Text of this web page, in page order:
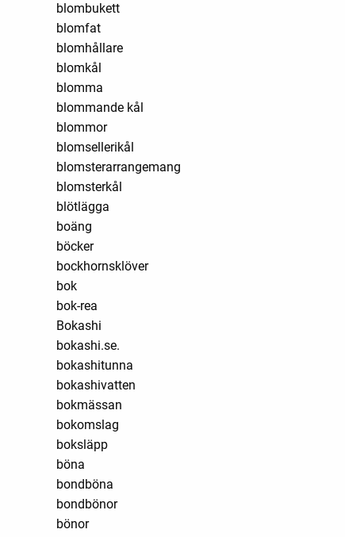
blombukett
blomfat
blomhållare
blomkål
blomma
blommande kål
blommor
blomsellerikål
blomsterarrangemang
blomsterkål
blötlägga
boäng
böcker
bockhornsklöver
bok
bok-rea
Bokashi
bokashi.se.
bokashitunna
bokashivatten
bokmässan
bokomslag
boksläpp
böna
bondböna
bondbönor
bönor